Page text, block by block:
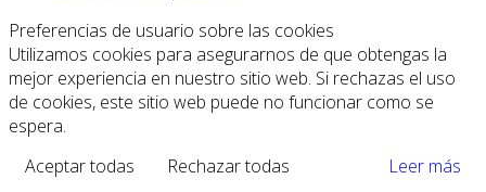
Preferencias de usuario sobre las cookies
Utilizamos cookies para asegurarnos de que obtengas la
mejor experiencia en nuestro sitio web. Si rechazas el uso
de cookies, este sitio web puede no funcionar como se
espera.
Aceptar todas
Rechazar todas
Leer más